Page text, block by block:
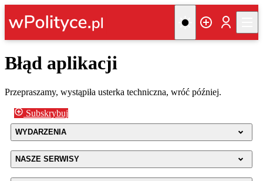
Błąd aplikacji
Przepraszamy, wystąpiła usterka techniczna, wróć później.
Subskrybuj
WYDARZENIA
NASZE SERWISY